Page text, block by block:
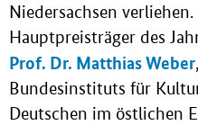
Niedersachsen verliehen.
Hauptpreisträger des
Prof. Dr. Matthias Weber
Bundesinstituts für
Deutschen im östlichen